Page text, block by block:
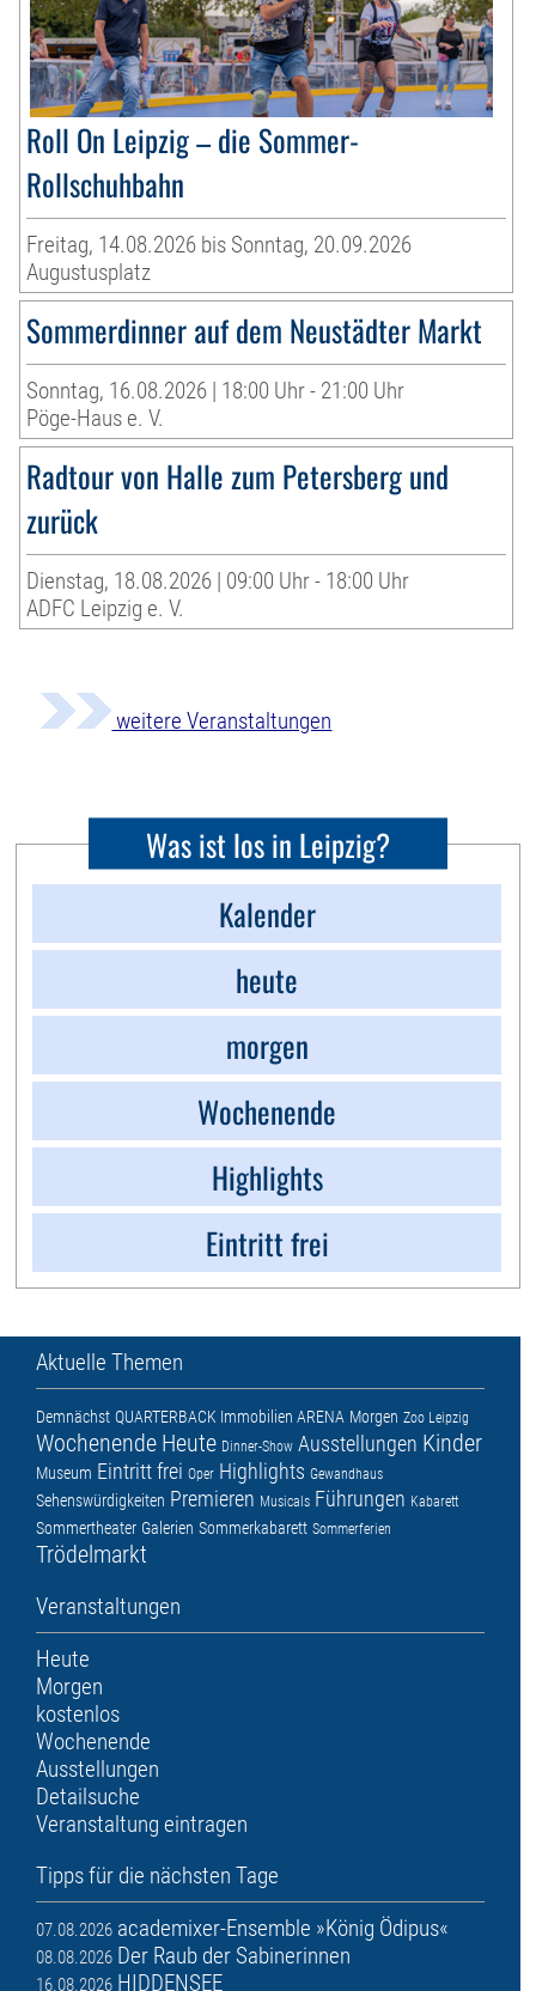
Roll On Leipzig – die Sommer-
Rollschuhbahn
Freitag, 14.08.2026 bis Sonntag, 20.09.2026
Augustusplatz
Sommerdinner auf dem Neustädter Markt
Sonntag, 16.08.2026 | 18:00 Uhr - 21:00 Uhr
Pöge-Haus e. V.
Radtour von Halle zum Petersberg und
zurück
Dienstag, 18.08.2026 | 09:00 Uhr - 18:00 Uhr
ADFC Leipzig e. V.
weitere Veranstaltungen
Was ist los in Leipzig?
Kalender
heute
morgen
Wochenende
Highlights
Eintritt frei
Aktuelle Themen
Demnächst QUARTERBACK Immobilien ARENA Morgen Zoo Leipzig
Wochenende Heute Dinner-Show Ausstellungen Kinder
Museum Eintritt frei Oper Highlights Gewandhaus
Sehenswürdigkeiten Premieren Musicals Führungen Kabarett
Sommertheater Galerien Sommerkabarett Sommerferien
Trödelmarkt
Veranstaltungen
Heute
Morgen
kostenlos
Wochenende
Ausstellungen
Detailsuche
Veranstaltung eintragen
Tipps für die nächsten Tage
07.08.2026 academixer-Ensemble »König Ödipus«
08.08.2026 Der Raub der Sabinerinnen
16.08.2026 HIDDENSEE